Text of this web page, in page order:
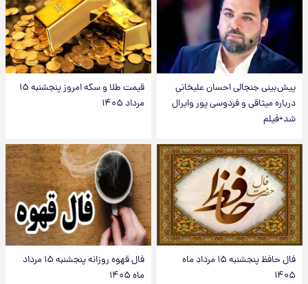
پیش‌بینی جنجالی احسان علیخانی
درباره میثاقی و فردوسی پور وایرال
شد+فیلم
قیمت طلا و سکه امروز پنجشنبه ۱۵
مرداد ۱۴۰۵
فال حافظ پنجشنبه ۱۵ مرداد ماه
۱۴۰۵
فال قهوه روزانه پنجشنبه ۱۵ مرداد
ماه ۱۴۰۵